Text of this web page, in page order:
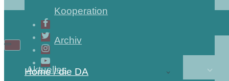
Kooperation
Archiv
Aktuelles
Navigations-
Navigations-
Home / die DA